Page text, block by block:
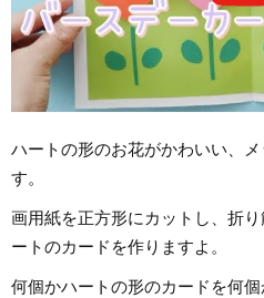
ハートの形のお花がかわいい、
す。
画用紙を正方形にカットし、折
ートのカードを作りますよ。
何個かハートの形のカードを何個